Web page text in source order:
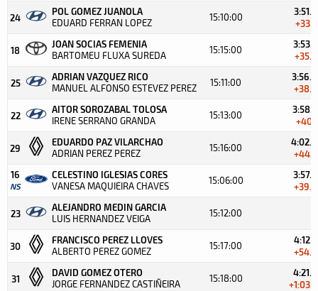
24
POL GOMEZ JUANOLA
EDUARD FERRAN LOPEZ 15:10:00
3:51.6
+33.5
18
JOAN SOCIAS FEMENIA
BARTOMEU FLUXA SUREDA 15:15:00
3:53.5
+35.4
25
ADRIAN VAZQUEZ RICO
MANUEL ALFONSO ESTEVEZ PEREZ 15:11:00
3:56.9
+38.8
22
AITOR SOROZABAL TOLOSA
IRENE SERRANO GRANDA 15:13:00
3:58.2
+40.1
29
EDUARDO PAZ VILARCHAO
ADRIAN PEREZ PEREZ 15:16:00
4:02.4
+44.3
16
NS
CELESTINO IGLESIAS CORES
VANESA MAQUIEIRA CHAVES 15:06:00
3:57.9
+39.8
23
ALEJANDRO MEDIN GARCIA
LUIS HERNANDEZ VEIGA 15:12:00
30
FRANCISCO PEREZ LLOVES
ALBERTO PEREZ GOMEZ 15:17:00
4:12.7
+54.6
31
DAVID GOMEZ OTERO
JORGE FERNANDEZ CASTIÑEIRA 15:18:00
4:21.8
+1:03.7